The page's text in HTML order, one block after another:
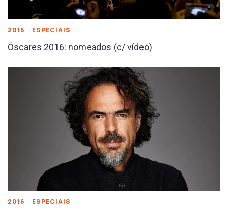
2016 ESPECIAIS
Óscares 2016: nomeados (c/ vídeo)
2016 ESPECIAIS